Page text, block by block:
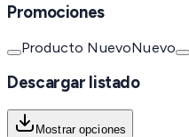
Promociones
Producto NuevoNuevo
Descargar listado
Mostrar opciones